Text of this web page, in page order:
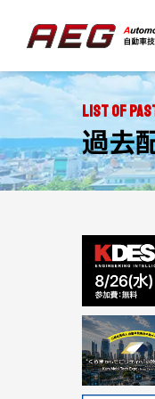
List of
過去